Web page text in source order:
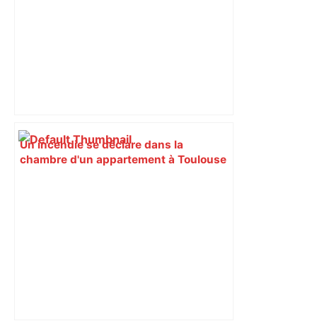
Un incendie se déclare dans la
chambre d'un appartement à Toulouse